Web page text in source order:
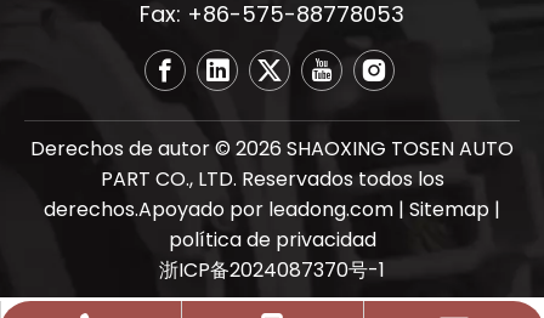
Fax: +86-575-88778053
Derechos de autor ©2026 SHAOXING TOSEN AUTO
PART CO., LTD. Reservados todos los
derechos.Apoyado por leadong.com | Sitemap |
política de privacidad
浙ICP备2024087370号-1